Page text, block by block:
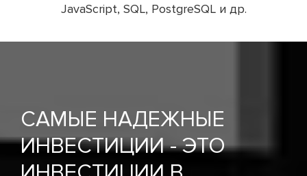
JavaScript, SQL, PostgreSQL и др.
САМЫЕ НАДЕЖНЫЕ
ИНВЕСТИЦИИ - ЭТО